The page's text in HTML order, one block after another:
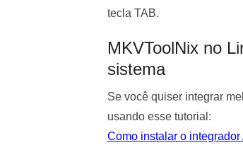
tecla TAB.
MKVToolNix no
sistema
Se você quiser integrar
usando esse tutorial:
Como instalar o